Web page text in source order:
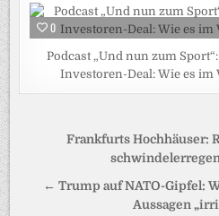
0
Podcast „Und nun zum
Investoren-Deal: Wie es im
Frankfurts Hochhäuser:
← Trump auf NATO-Gipfel:
Aussagen